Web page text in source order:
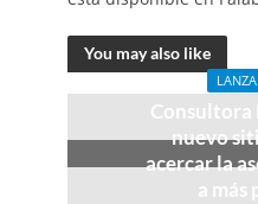
You may also like
Consultora
nuevo
acercar la
a más